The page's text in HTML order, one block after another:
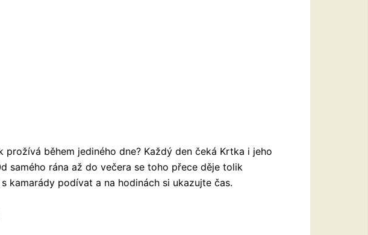
prožívá během jediného dne? Každý den čeká Krtka i jeho
samého rána až do večera se toho přece děje tolik
kamarády podívat a na hodinách si ukazujte čas.